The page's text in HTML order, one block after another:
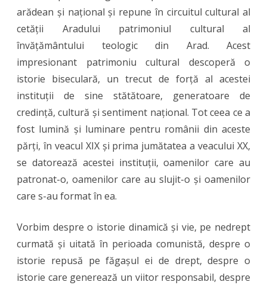
arădean și național și repune în circuitul cultural al
cetății Aradului patrimoniul cultural al
învățământului teologic din Arad. Acest
impresionant patrimoniu cultural descoperă o
istorie biseculară, un trecut de forță al acestei
instituții de sine stătătoare, generatoare de
credință, cultură și sentiment național. Tot ceea ce a
fost lumină și luminare pentru românii din aceste
părți, în veacul XIX și prima jumătatea a veacului XX,
se datorează acestei instituții, oamenilor care au
patronat-o, oamenilor care au slujit-o și oamenilor
care s-au format în ea.
Vorbim despre o istorie dinamică și vie, pe nedrept
curmată și uitată în perioada comunistă, despre o
istorie repusă pe făgașul ei de drept, despre o
istorie care generează un viitor responsabil, despre